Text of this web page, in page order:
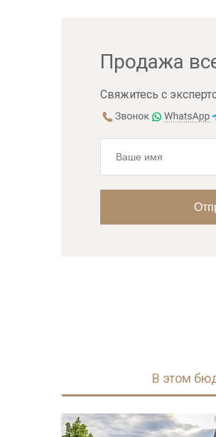
Продажа
Свяжитесь с
В этом